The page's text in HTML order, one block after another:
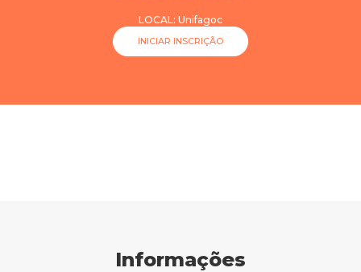
LOCAL: Unifagoc
INICIAR INSCRIÇÃO
Informações